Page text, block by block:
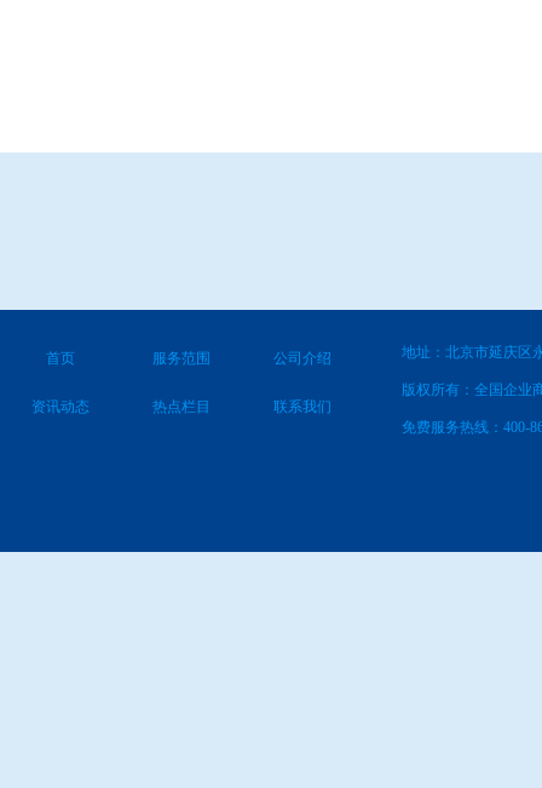
首页 服务范围 公司介绍
资讯动态 热点栏目 联系我们
地址：北京市延庆区
版权所有：全国企业
免费服务热线：